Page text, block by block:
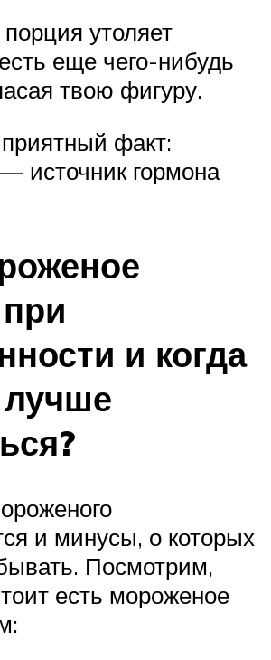
утоляет
еще чего-нибудь
твою фигуру.
факт:
источник гормона
и когда
лучше
и минусы, о которых
Посмотрим,
есть мороженое